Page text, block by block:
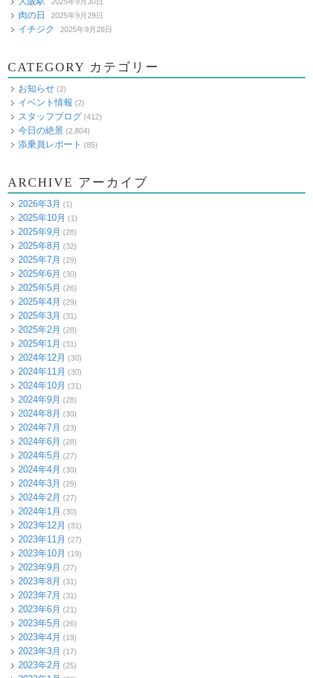
肉の日 2025年9月29日
イチジク 2025年9月28日
CATEGORY カテゴリー
お知らせ (2)
イベント情報 (2)
スタッフブログ (412)
今日の絶景 (2,804)
添乗員レポート (85)
ARCHIVE アーカイブ
2026年3月 (1)
2025年10月 (1)
2025年9月 (28)
2025年8月 (32)
2025年7月 (29)
2025年6月 (30)
2025年5月 (26)
2025年4月 (29)
2025年3月 (31)
2025年2月 (28)
2025年1月 (31)
2024年12月 (30)
2024年11月 (30)
2024年10月 (31)
2024年9月 (28)
2024年8月 (30)
2024年7月 (23)
2024年6月 (28)
2024年5月 (27)
2024年4月 (30)
2024年3月 (29)
2024年2月 (27)
2024年1月 (30)
2023年12月 (31)
2023年11月 (27)
2023年10月 (19)
2023年9月 (27)
2023年8月 (31)
2023年7月 (31)
2023年6月 (21)
2023年5月 (26)
2023年4月 (19)
2023年3月 (17)
2023年2月 (25)